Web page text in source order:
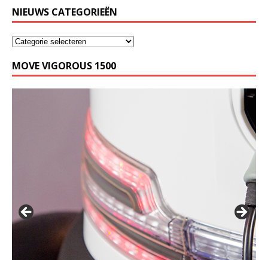
NIEUWS CATEGORIEËN
MOVE VIGOROUS 1500